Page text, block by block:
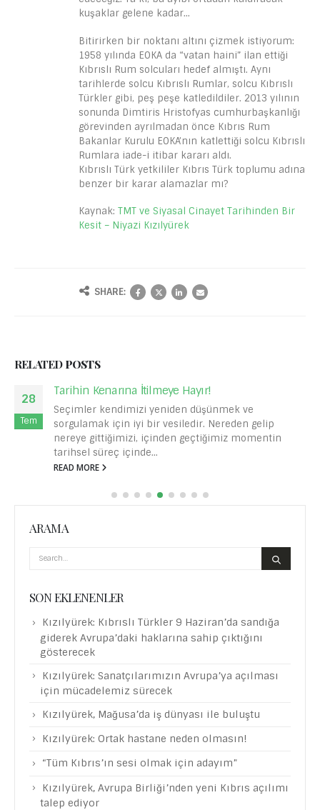
kuşaklar gelene kadar…
Bitirirken bir noktanı altını çizmek istiyorum:
1958 yılında EOKA da “vatan haini” ilan ettiği
Kıbrıslı Rum solcuları hedef almıştı. Aynı
tarihlerde solcu Kıbrıslı Rumlar, solcu Kıbrıslı
Türkler gibi, peş peşe katledildiler. 2013 yılının
sonunda Dimtiris Hristofyas cumhurbaşkanlığı
görevinden ayrılmadan önce Kıbrıs Rum
Bakanlar Kurulu EOKA’nın katlettiği solcu Kıbrıslı
Rumlara iade-i itibar kararı aldı.
Kıbrıslı Türk yetkililer Kıbrıs Türk toplumu adına
benzer bir karar alamazlar mı?
Kaynak: TMT ve Siyasal Cinayet Tarihinden Bir
Kesit – Niyazi Kızılyürek
SHARE:
RELATEDPOSTS
28
Tem
Tarihin Kenarına İtilmeye Hayır!
Seçimler kendimizi yeniden düşünmek ve
sorgulamak için iyi bir vesiledir. Nereden gelip
nereye gittiğimizi, içinden geçtiğimiz momentin
tarihsel süreç içinde...
READ MORE
ARAMA
SON EKLENENLER
Kızılyürek: Kıbrıslı Türkler 9 Haziran’da sandığa
giderek Avrupa’daki haklarına sahip çıktığını
gösterecek
Kızılyürek: Sanatçılarımızın Avrupa’ya açılması
için mücadelemiz sürecek
Kızılyürek, Mağusa’da iş dünyası ile buluştu
Kızılyürek: Ortak hastane neden olmasın!
“Tüm Kıbrıs’ın sesi olmak için adayım”
Kızılyürek, Avrupa Birliği’nden yeni Kıbrıs açılımı
talep ediyor